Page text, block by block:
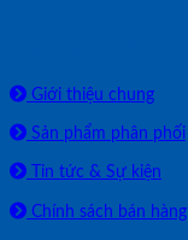
Giới thiệu chung
Sản phẩm phân phối
Tin tức & Sự kiện
Chính sách bán hàng